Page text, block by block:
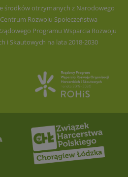
środków otrzymanych z Narodowego
Rozwoju Społeczeństwa
Programu Wsparcia Rozwoju
i Skautowych na lata 2018-2030